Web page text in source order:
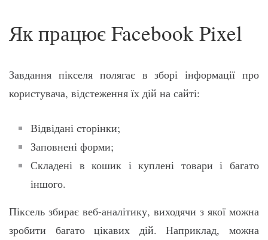
Як працює Facebook Pixel
Завдання пікселя полягає в зборі інформації про
користувача, відстеження їх дій на сайті:
Відвідані сторінки;
Заповнені форми;
Складені в кошик і куплені товари і багато
іншого.
Піксель збирає веб-аналітику, виходячи з якої можна
зробити багато цікавих дій. Наприклад, можна